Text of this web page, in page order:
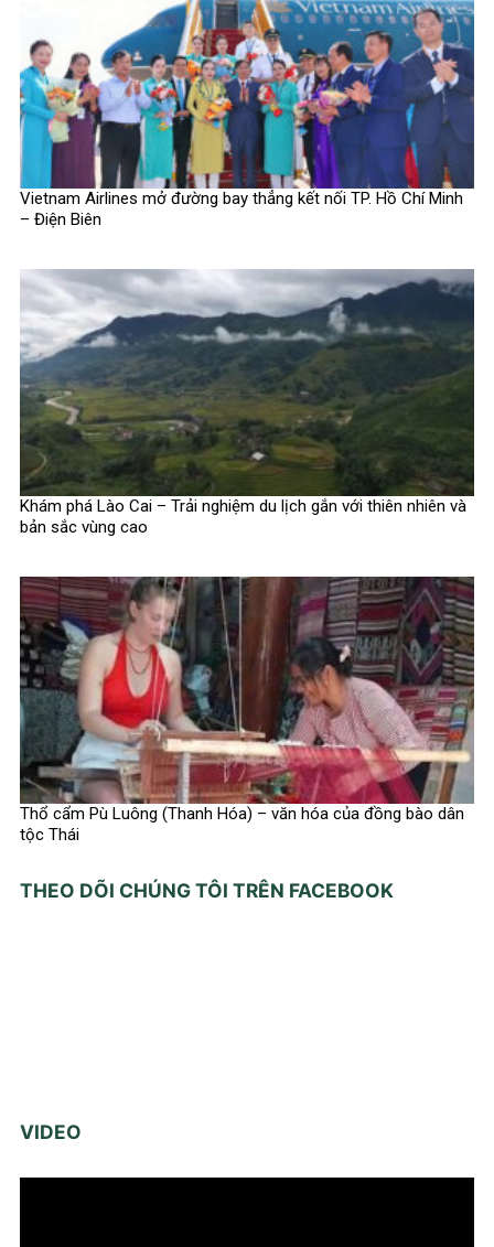
Vietnam Airlines mở đường bay thẳng kết nối TP. Hồ Chí Minh
– Điện Biên
Khám phá Lào Cai – Trải nghiệm du lịch gắn với thiên nhiên và
bản sắc vùng cao
Thổ cẩm Pù Luông (Thanh Hóa) – văn hóa của đồng bào dân
tộc Thái
THEO DÕI CHÚNG TÔI TRÊN FACEBOOK
VIDEO